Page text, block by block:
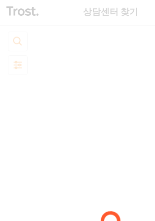
상담센터 찾기